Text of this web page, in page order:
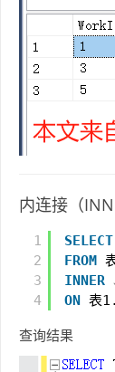
内连接（
1
2
3
4
SELECT
FROM
INNER
ON 表
查询结果